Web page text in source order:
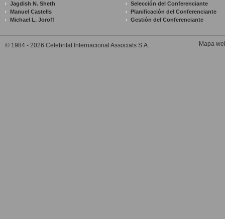
Jagdish N. Sheth
Manuel Castells
Michael L. Joroff
Selección del Conferenciante
Planificación del Conferenciante
Gestión del Conferenciante
© 1984 - 2026 Celebritat Internacional Associats S.A. Mapa